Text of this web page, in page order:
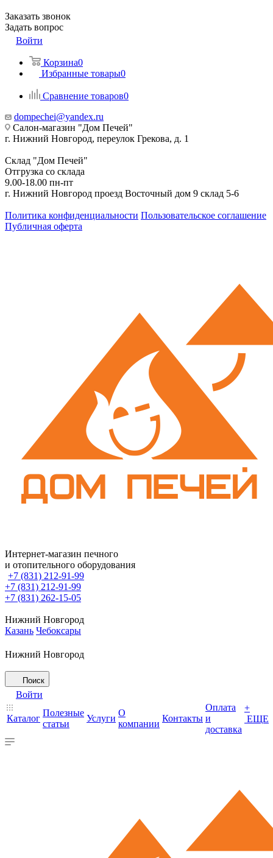
Заказать звонок
Задать вопрос
Войти
Корзина0
Избранные товары0
Сравнение товаров0
dompechei@yandex.ru
Салон-магазин "Дом Печей"
г. Нижний Новгород, переулок Грекова, д. 1
Склад "Дом Печей"
Отгрузка со склада
9.00-18.00 пн-пт
г. Нижний Новгород проезд Восточный дом 9 склад 5-6
Политика конфиденциальности Пользовательское соглашение
Публичная оферта
Интернет-магазин печного
и отопительного оборудования
+7 (831) 212-91-99
+7 (831) 212-91-99
+7 (831) 262-15-05
Нижний Новгород
Казань Чебоксары
Нижний Новгород
Поиск
Войти
Каталог
Полезные
статьи
Услуги
О
компании
Контакты
Оплата
и
доставка
+
ЕЩЕ